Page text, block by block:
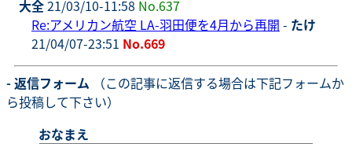
大全21/03/10-11:58 No.637
Re:アメリカン航空 LA-羽田便を4月から再開 - たけ
21/04/07-23:51 No.669
- 返信フォーム （この記事に返信する場合は下記フォームか
ら投稿して下さい）
おなまえ